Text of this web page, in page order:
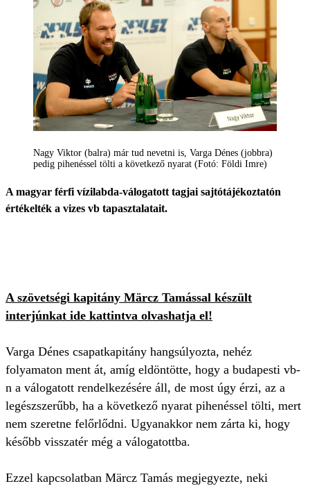
Nagy Viktor (balra) már tud nevetni is, Varga Dénes (jobbra)
pedig pihenéssel tölti a következő nyarat (Fotó: Földi Imre)
A magyar férfi vízilabda-válogatott tagjai sajtótájékoztatón
értékelték a vizes vb tapasztalatait.
A szövetségi kapitány Märcz Tamással készült
interjúnkat ide kattintva olvashatja el!
Varga Dénes csapatkapitány hangsúlyozta, nehéz
folyamaton ment át, amíg eldöntötte, hogy a budapesti vb-
n a válogatott rendelkezésére áll, de most úgy érzi, az a
legészszerűbb, ha a következő nyarat pihenéssel tölti, mert
nem szeretne felőrlődni. Ugyanakkor nem zárta ki, hogy
később visszatér még a válogatottba.
Ezzel kapcsolatban Märcz Tamás megjegyezte, neki